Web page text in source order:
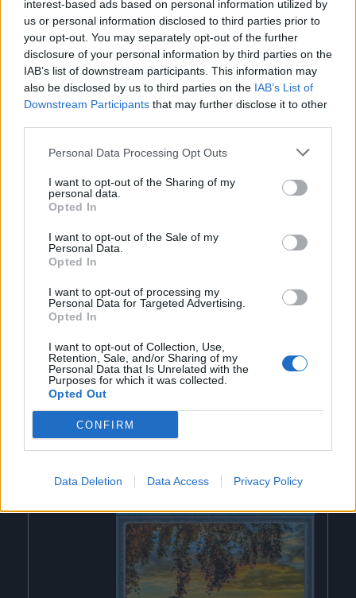
interest-based ads based on personal information utilized by
us or personal information disclosed to third parties prior to
your opt-out. You may separately opt-out of the further
disclosure of your personal information by third parties on the
IAB’s list of downstream participants. This information may
also be disclosed by us to third parties on the IAB’s List of
Downstream Participants that may further disclose it to other
Personal Data Processing Opt Outs
I want to opt-out of the Sharing of my
personal data.
Opted In
I want to opt-out of the Sale of my
Personal Data.
Opted In
I want to opt-out of processing my
Personal Data for Targeted Advertising.
Opted In
I want to opt-out of Collection, Use,
Retention, Sale, and/or Sharing of my
Personal Data that Is Unrelated with the
Purposes for which it was collected.
Opted Out
CONFIRM
Data Deletion Data Access Privacy Policy
VLAK
(před 2 hodinami)
POZDRAV A PŘEJI HEZKÝ PÁTEK A
PŘÍJEMNÝ VÍKEND